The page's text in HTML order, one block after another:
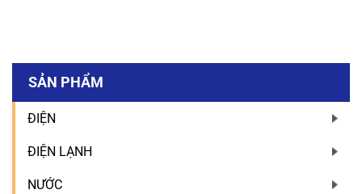
SẢN PHẨM
ĐIỆN
ĐIỆN LẠNH
NƯỚC